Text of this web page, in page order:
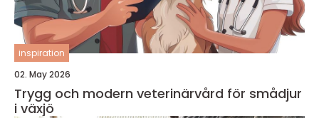
inspiration
02. May 2026
Trygg och modern veterinärvård för smådjur
i växjö